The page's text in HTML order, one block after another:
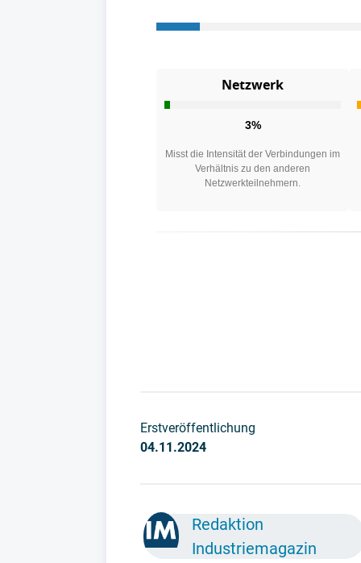
Netzwerk
3%
Misst die Intensität der Verbindungen im
Verhältnis zu den anderen
Netzwerkteilnehmern.
Erstveröffentlichung
04.11.2024
Redaktion
Industriemagazin